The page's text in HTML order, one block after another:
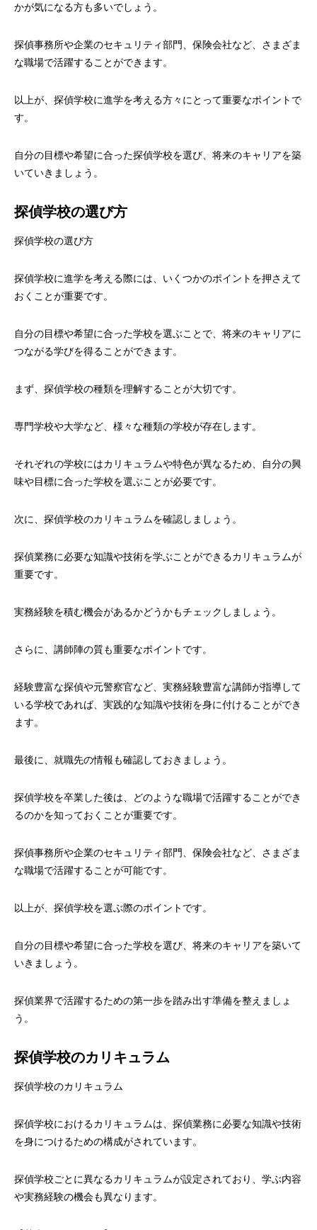
かが気になる方も多いでしょう。
探偵事務所や企業のセキュリティ部門、保険会社など、さまざま
な職場で活躍することができます。
以上が、探偵学校に進学を考える方々にとって重要なポイントで
す。
自分の目標や希望に合った探偵学校を選び、将来のキャリアを築
いていきましょう。
探偵学校の選び方
探偵学校の選び方
探偵学校に進学を考える際には、いくつかのポイントを押さえて
おくことが重要です。
自分の目標や希望に合った学校を選ぶことで、将来のキャリアに
つながる学びを得ることができます。
まず、探偵学校の種類を理解することが大切です。
専門学校や大学など、様々な種類の学校が存在します。
それぞれの学校にはカリキュラムや特色が異なるため、自分の興
味や目標に合った学校を選ぶことが必要です。
次に、探偵学校のカリキュラムを確認しましょう。
探偵業務に必要な知識や技術を学ぶことができるカリキュラムが
重要です。
実務経験を積む機会があるかどうかもチェックしましょう。
さらに、講師陣の質も重要なポイントです。
経験豊富な探偵や元警察官など、実務経験豊富な講師が指導して
いる学校であれば、実践的な知識や技術を身に付けることができ
ます。
最後に、就職先の情報も確認しておきましょう。
探偵学校を卒業した後は、どのような職場で活躍することができ
るのかを知っておくことが重要です。
探偵事務所や企業のセキュリティ部門、保険会社など、さまざま
な職場で活躍することが可能です。
以上が、探偵学校を選ぶ際のポイントです。
自分の目標や希望に合った学校を選び、将来のキャリアを築いて
いきましょう。
探偵業界で活躍するための第一歩を踏み出す準備を整えましょ
う。
探偵学校のカリキュラム
探偵学校のカリキュラム
探偵学校におけるカリキュラムは、探偵業務に必要な知識や技術
を身につけるための構成がされています。
探偵学校ごとに異なるカリキュラムが設定されており、学ぶ内容
や実務経験の機会も異なります。